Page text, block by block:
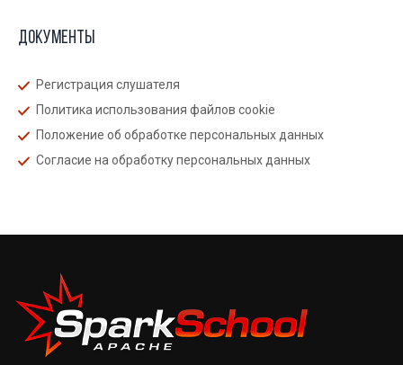
Документы
Регистрация слушателя
Политика использования файлов cookie
Положение об обработке персональных данных
Согласие на обработку персональных данных